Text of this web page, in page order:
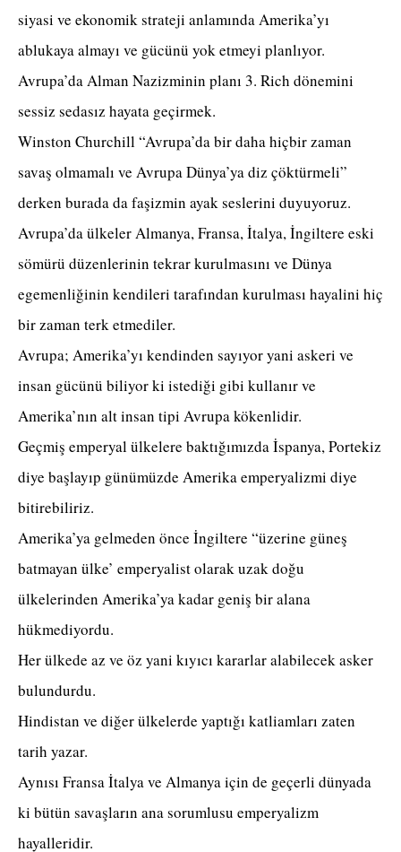
siyasi ve ekonomik strateji anlamında Amerika’yı
ablukaya almayı ve gücünü yok etmeyi planlıyor.
Avrupa’da Alman Nazizminin planı 3. Rich dönemini
sessiz sedasız hayata geçirmek.
Winston Churchill “Avrupa’da bir daha hiçbir zaman
savaş olmamalı ve Avrupa Dünya’ya diz çöktürmeli”
derken burada da faşizmin ayak seslerini duyuyoruz.
Avrupa’da ülkeler Almanya, Fransa, İtalya, İngiltere eski
sömürü düzenlerinin tekrar kurulmasını ve Dünya
egemenliğinin kendileri tarafından kurulması hayalini hiç
bir zaman terk etmediler.
Avrupa; Amerika’yı kendinden sayıyor yani askeri ve
insan gücünü biliyor ki istediği gibi kullanır ve
Amerika’nın alt insan tipi Avrupa kökenlidir.
Geçmiş emperyal ülkelere baktığımızda İspanya, Portekiz
diye başlayıp günümüzde Amerika emperyalizmi diye
bitirebiliriz.
Amerika’ya gelmeden önce İngiltere “üzerine güneş
batmayan ülke’ emperyalist olarak uzak doğu
ülkelerinden Amerika’ya kadar geniş bir alana
hükmediyordu.
Her ülkede az ve öz yani kıyıcı kararlar alabilecek asker
bulundurdu.
Hindistan ve diğer ülkelerde yaptığı katliamları zaten
tarih yazar.
Aynısı Fransa İtalya ve Almanya için de geçerli dünyada
ki bütün savaşların ana sorumlusu emperyalizm
hayalleridir.